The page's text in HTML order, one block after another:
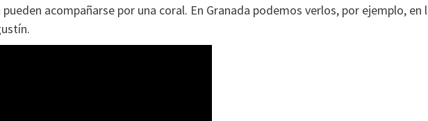
acompañarse por una coral. En Granada podemos verlos, por ejemplo, en